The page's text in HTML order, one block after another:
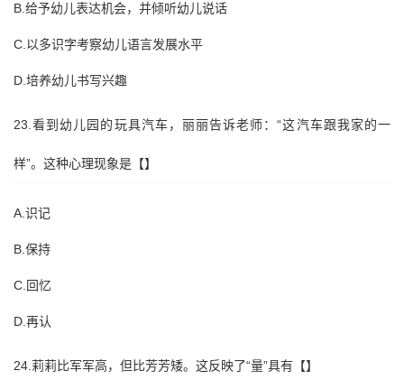
B.给予幼儿表达机会，并倾听幼儿说话
C.以多识字考察幼儿语言发展水平
D.培养幼儿书写兴趣
23.看到幼儿园的玩具汽车，丽丽告诉老师：“这汽车跟我家的一
样”。这种心理现象是【】
A.识记
B.保持
C.回忆
D.再认
24.莉莉比军军高，但比芳芳矮。这反映了“量”具有【】